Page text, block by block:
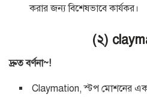
করার জন্য বিশেষভাবে কার্যকর।
(২)
দ্রুত বর্ণনা~!
Claymation, স্টপ মোশনের